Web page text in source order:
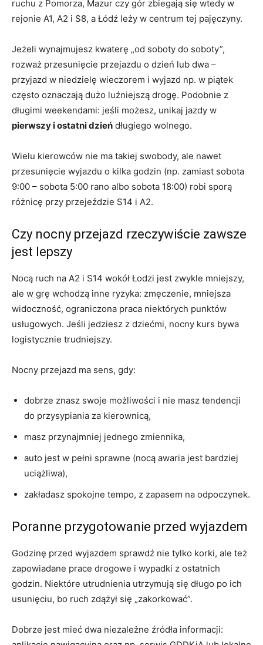
ruchu z Pomorza, Mazur czy gór zbiegają się wtedy w
rejonie A1, A2 i S8, a Łódź leży w centrum tej pajęczyny.
Jeżeli wynajmujesz kwaterę „od soboty do soboty”,
rozważ przesunięcie przejazdu o dzień lub dwa –
przyjazd w niedzielę wieczorem i wyjazd np. w piątek
często oznaczają dużo luźniejszą drogę. Podobnie z
długimi weekendami: jeśli możesz, unikaj jazdy w
pierwszy i ostatni dzień długiego wolnego.
Wielu kierowców nie ma takiej swobody, ale nawet
przesunięcie wyjazdu o kilka godzin (np. zamiast sobota
9:00 – sobota 5:00 rano albo sobota 18:00) robi sporą
różnicę przy przejeździe S14 i A2.
Czy nocny przejazd rzeczywiście zawsze
jest lepszy
Nocą ruch na A2 i S14 wokół Łodzi jest zwykle mniejszy,
ale w grę wchodzą inne ryzyka: zmęczenie, mniejsza
widoczność, ograniczona praca niektórych punktów
usługowych. Jeśli jedziesz z dziećmi, nocny kurs bywa
logistycznie trudniejszy.
Nocny przejazd ma sens, gdy:
dobrze znasz swoje możliwości i nie masz tendencji
do przysypiania za kierownicą,
masz przynajmniej jednego zmiennika,
auto jest w pełni sprawne (nocą awaria jest bardziej
uciążliwa),
zakładasz spokojne tempo, z zapasem na odpoczynek.
Poranne przygotowanie przed wyjazdem
Godzinę przed wyjazdem sprawdź nie tylko korki, ale też
zapowiadane prace drogowe i wypadki z ostatnich
godzin. Niektóre utrudnienia utrzymują się długo po ich
usunięciu, bo ruch zdążył się „zakorkować”.
Dobrze jest mieć dwa niezależne źródła informacji: